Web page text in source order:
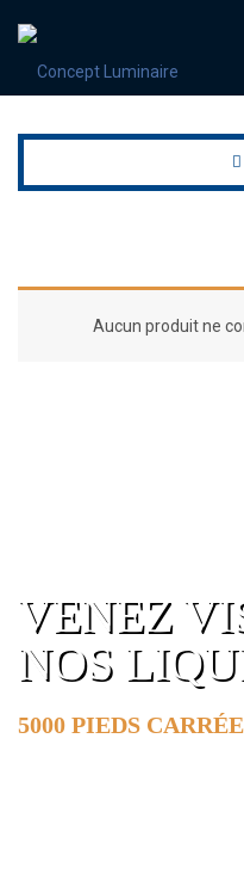
Aucun produit ne
VENEZ
NOS
5000 PIEDS